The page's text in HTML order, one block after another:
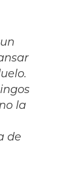
la
de